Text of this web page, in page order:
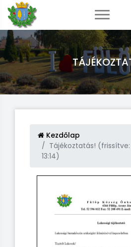
Kezdőlap
Tájékoztatás! (frissítve:
13:14)